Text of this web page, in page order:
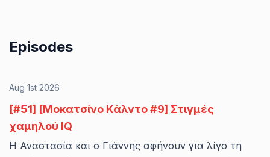
Episodes
[#51] [Μοκατσίνο Κάλντο #9] Στιγμές
χαμηλού IQ
Aug 1st 2026
Η Αναστασία και ο Γιάννης αφήνουν για λίγο τη